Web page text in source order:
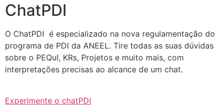
ChatPDI
O ChatPDI é especializado na nova regulamentação do
programa de PDI da ANEEL. Tire todas as suas dúvidas
sobre o PEQuI, KRs, Projetos e muito mais, com
interpretações precisas ao alcance de um chat.
Experimente o chatPDI